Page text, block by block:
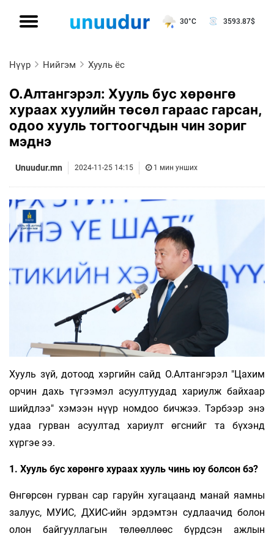
30°C 3593.87$
Нүүр Нийгэм Хууль ёс
О.Алтангэрэл: Хууль бус хөрөнгө
хураах хуулийн төсөл гараас гарсан,
одоо хууль тогтоогчдын чин зориг
мэднэ
Unuudur.mn 2024-11-25 14:15 1 мин унших
Хууль зүй, дотоод хэргийн сайд О.Алтангэрэл "Цахим
орчин дахь түгээмэл асуултуудад хариулж байхаар
шийдлээ" хэмээн нүүр номдоо бичжээ. Тэрбээр энэ
удаа гурван асуултад хариулт өгснийг та бүхэнд
хүргэе ээ.
1. Хууль бус хөрөнгө хураах хууль чинь юу болсон бэ?
Өнгөрсөн гурван сар гаруйн хугацаанд манай яамны
залуус, МУИС, ДХИС-ийн эрдэмтэн судлаачид болон
олон байгууллагын төлөөллөөс бүрдсэн ажлын